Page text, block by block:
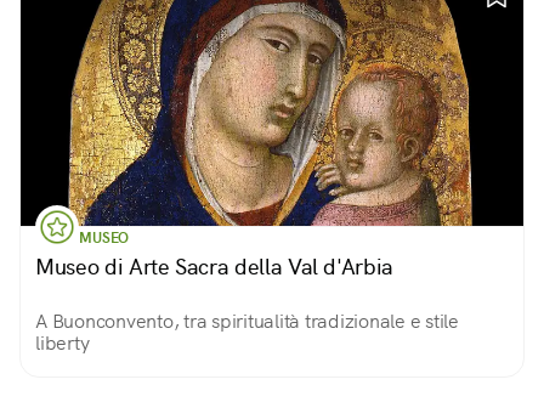
MUSEO
Museo di Arte Sacra della Val d'Arbia
A Buonconvento, tra spiritualità tradizionale e stile
liberty